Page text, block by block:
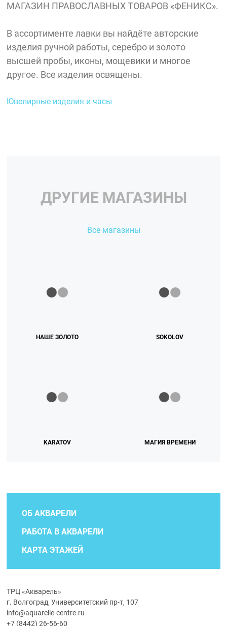
МАГАЗИН ПРАВОСЛАВНЫХ ТОВАРОВ «ФЕНИКС».
В ассортименте лавки вы найдёте авторские
изделия ручной работы, серебро и золото
высшей пробы, иконы, мощевики и многое
другое. Все изделия освящены.
Ювелирные изделия и часы
ДРУГИЕ МАГАЗИНЫ
Все магазины
НАШЕ ЗОЛОТО SOKOLOV
KARATOV МАГИЯ ВРЕМЕНИ
ОБ АКВАРЕЛИ
РАБОТА В АКВАРЕЛИ
КАРТА ЭТАЖЕЙ
ТРЦ «Акварель»
г. Волгоград, Университетский пр-т, 107
info@aquarelle-centre.ru
+7 (8442) 26-56-60